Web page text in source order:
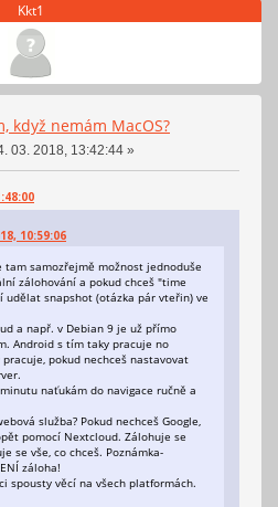
Kkt1
když nemám MacOS?
03. 2018, 13:42:44 »
10:59:06
tam samozřejmě možnost jednoduše
zálohování a pokud chceš "time
udělat snapshot (otázka pár vteřin) ve
a např. v Debian 9 je už přímo
Android s tím taky pracuje no
pokud nechceš nastavovat
naťukám do navigace ručně a
služba? Pokud nechceš Google,
pomocí Nextcloud. Zálohuje se
se vše, co chceš. Poznámka-
záloha!
spousty věcí na všech platformách.